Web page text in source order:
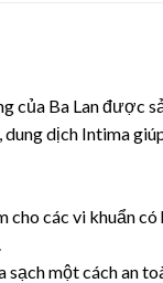
của Ba Lan được
dịch Intima
cho các vi khuẩn
một cách an